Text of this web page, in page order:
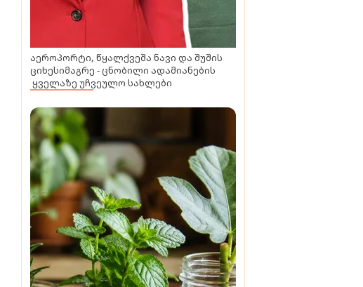
აეროპორტი, წყალქვეშა ნავი და შუშის
ციხესიმაგრე - ცნობილი ადამიანების
ყველაზე უჩვეულო სახლები